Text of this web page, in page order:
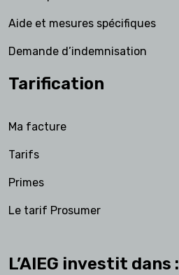
Aide et mesures spécifiques
Demande d’indemnisation
Tarification
Ma facture
Tarifs
Primes
Le tarif Prosumer
L’AIEG investit dans :